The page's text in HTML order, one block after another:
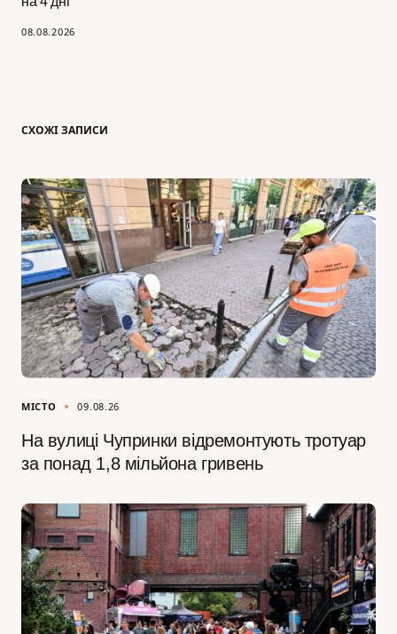
08.08.2026
СХОЖІ ЗАПИСИ
МІСТО 09.08.26
На вулиці Чупринки відремонтують тротуар
за понад 1,8 мільйона гривень